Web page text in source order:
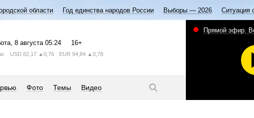
области Год единства народов России Выборы — 2026 Ситуация
, 8 августа 05:24 16+
USD 82,17 ▲0,76 EUR 94,84 ▲0,78
Фото Темы Видео
Прямой эфир.